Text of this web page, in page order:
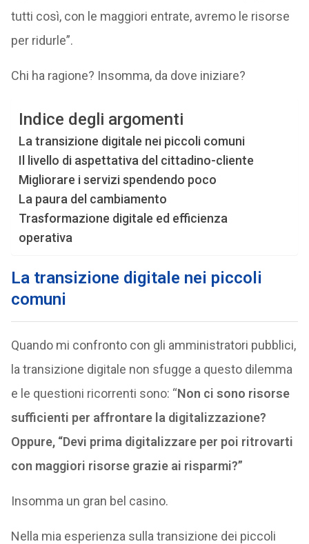
tutti così, con le maggiori entrate, avremo le risorse
per ridurle”.
Chi ha ragione? Insomma, da dove iniziare?
Indice degli argomenti
La transizione digitale nei piccoli comuni
Il livello di aspettativa del cittadino-cliente
Migliorare i servizi spendendo poco
La paura del cambiamento
Trasformazione digitale ed efficienza
operativa
La transizione digitale nei piccoli
comuni
Quando mi confronto con gli amministratori pubblici,
la transizione digitale non sfugge a questo dilemma
e le questioni ricorrenti sono: “Non ci sono risorse
sufficienti per affrontare la digitalizzazione?
Oppure, “Devi prima digitalizzare per poi ritrovarti
con maggiori risorse grazie ai risparmi?”
Insomma un gran bel casino.
Nella mia esperienza sulla transizione dei piccoli